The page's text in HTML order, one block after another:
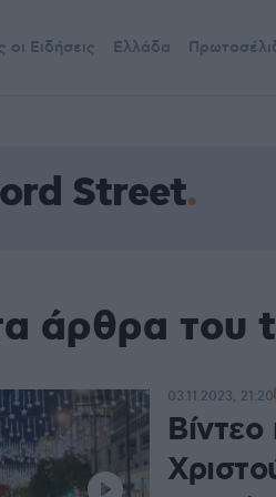
οι Ειδήσεις Ελλάδα
Street
άρθρα του
03.11.2023, 21:20